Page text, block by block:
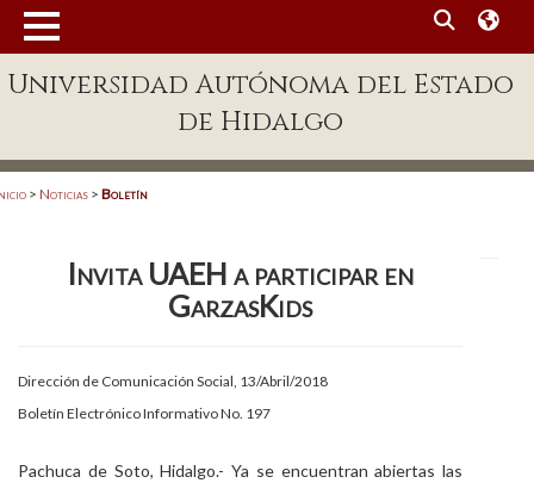
Enlaces
Patronato
Publicaciones en línea
Acreditación Internacional
Alumnado
Universidad Autónoma del Estado
de Hidalgo
> Noticias > Boletín
Invita UAEH a participar en
GarzasKids
Dirección de Comunicación Social, 13/Abril/2018
Boletín Electrónico Informativo No. 197
Pachuca de Soto, Hidalgo.- Ya se encuentran abiertas las